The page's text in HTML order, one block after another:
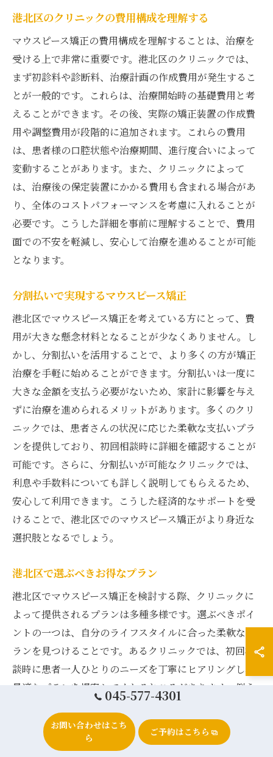
港北区のクリニックの費用構成を理解する
マウスピース矯正の費用構成を理解することは、治療を
受ける上で非常に重要です。港北区のクリニックでは、
まず初診料や診断料、治療計画の作成費用が発生するこ
とが一般的です。これらは、治療開始時の基礎費用と考
えることができます。その後、実際の矯正装置の作成費
用や調整費用が段階的に追加されます。これらの費用
は、患者様の口腔状態や治療期間、進行度合いによって
変動することがあります。また、クリニックによって
は、治療後の保定装置にかかる費用も含まれる場合があ
り、全体のコストパフォーマンスを考慮に入れることが
必要です。こうした詳細を事前に理解することで、費用
面での不安を軽減し、安心して治療を進めることが可能
となります。
分割払いで実現するマウスピース矯正
港北区でマウスピース矯正を考えている方にとって、費
用が大きな懸念材料となることが少なくありません。し
かし、分割払いを活用することで、より多くの方が矯正
治療を手軽に始めることができます。分割払いは一度に
大きな金額を支払う必要がないため、家計に影響を与え
ずに治療を進められるメリットがあります。多くのクリ
ニックでは、患者さんの状況に応じた柔軟な支払いプラ
ンを提供しており、初回相談時に詳細を確認することが
可能です。さらに、分割払いが可能なクリニックでは、
利息や手数料についても詳しく説明してもらえるため、
安心して利用できます。こうした経済的なサポートを受
けることで、港北区でのマウスピース矯正がより身近な
選択肢となるでしょう。
港北区で選ぶべきお得なプラン
港北区でマウスピース矯正を検討する際、クリニックに
よって提供されるプランは多種多様です。選ぶべきポイ
ントの一つは、自分のライフスタイルに合った柔軟なプ
ランを見つけることです。あるクリニックでは、初回相
談時に患者一人ひとりのニーズを丁寧にヒアリングし、
最適なプランを提案してくれるところがあります。例え
くり時間をかけて治療したい方には長期プランがおすす
めです。また、治療後のアフターケアもプランに含まれ
045-577-4301
お問い合わせはこち
ら
ご予約はこちら